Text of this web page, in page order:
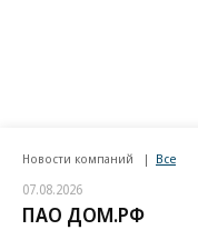
Новости компаний Все
07.08.2026
ПАО ДОМ.РФ